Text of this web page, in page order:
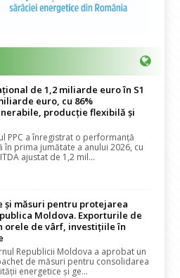
de 1,2 miliarde euro în S1
euro, cu 86%
producție flexibilă și
PPC a înregistrat o performanță
în prima jumătate a anului 2026, cu
ajustat de 1,2 mil...
măsuri pentru protejarea
Moldova. Exporturile de
orele de vârf, investițiile în
Republicii Moldova a aprobat un
de măsuri pentru consolidarea
energetice și ge...